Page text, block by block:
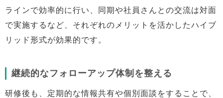
ラインで効率的に行い、同期や社員さんとの交流は対面
で実施するなど、それぞれのメリットを活かしたハイブ
リッド形式が効果的です。
継続的なフォローアップ体制を整える
研修後も、定期的な情報共有や個別面談をすることで、